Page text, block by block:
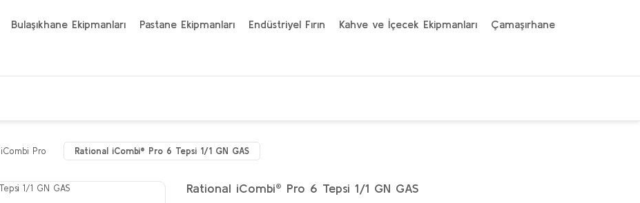
Bulaşıkhane Ekipmanları Pastane Ekipmanları Endüstriyel Fırın Kahve ve İçecek Ekipmanları Çamaşırhane
iCombi Pro Rational iCombi® Pro 6 Tepsi 1/1 GN GAS
Rational iCombi® Pro 6 Tepsi 1/1 GN GAS